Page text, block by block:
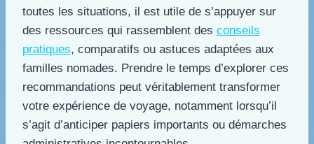
toutes les situations, il est utile de s’appuyer sur
des ressources qui rassemblent des conseils
pratiques, comparatifs ou astuces adaptées aux
familles nomades. Prendre le temps d’explorer ces
recommandations peut véritablement transformer
votre expérience de voyage, notamment lorsqu’il
s’agit d’anticiper papiers importants ou démarches